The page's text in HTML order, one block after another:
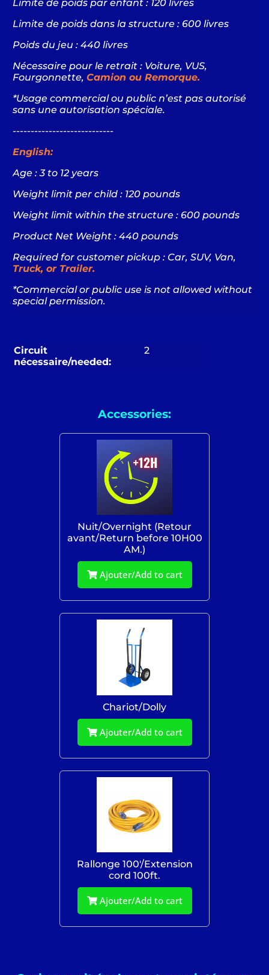
Limite de poids par enfant : 120 livres
Limite de poids dans la structure : 600 livres
Poids du jeu : 440 livres
Nécessaire pour le retrait : Voiture, VUS,
Fourgonnette,Camion ou Remorque.
*Usage commercial ou public n’est pas autorisé
sans une autorisation spéciale.
----------------------------
English:
Age : 3 to 12 years
Weight limit per child : 120 pounds
Weight limit within the structure : 600 pounds
Product Net Weight : 440 pounds
Required for customer pickup : Car,SUV, Van,
Truck, or Trailer.
*Commercial or public use is not allowed without
special permission.
Circuit
nécessaire/needed:
2
Accessories:
Nuit/Overnight (Retour
avant/Return before 10H00
AM.)
Ajouter/Add to cart
Chariot/Dolly
Ajouter/Add to cart
Rallonge 100'/Extension
cord 100ft.
Ajouter/Add to cart